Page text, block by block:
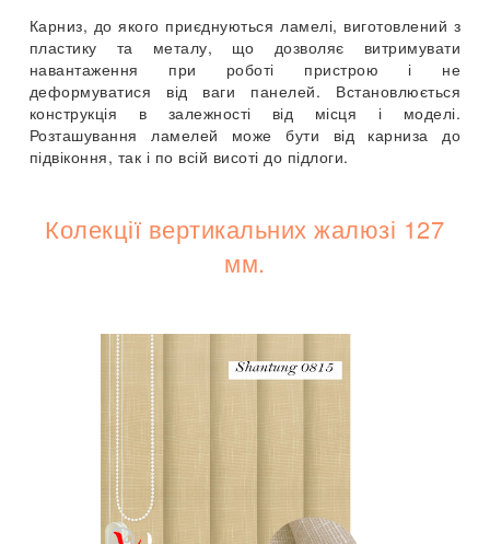
Карниз, до якого приєднуються ламелі, виготовлений з
пластику та металу, що дозволяє витримувати
навантаження при роботі пристрою і не
деформуватися від ваги панелей. Встановлюється
конструкція в залежності від місця і моделі.
Розташування ламелей може бути від карниза до
підвіконня, так і по всій висоті до підлоги.
Колекції вертикальних жалюзі 127
мм.